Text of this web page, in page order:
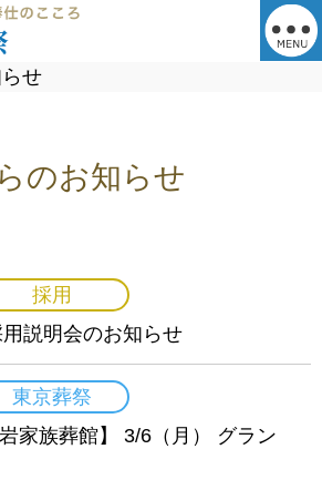
せ
のお知らせ
採用
説明会のお知らせ
東京葬祭
家族葬館】 3/6（月） グラン